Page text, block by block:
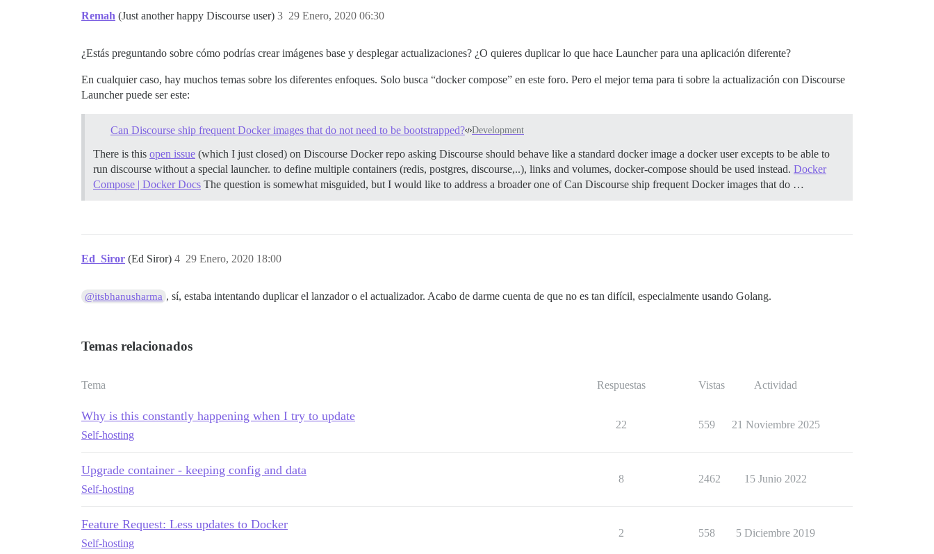
Remah (Just another happy Discourse user) 29 Enero, 2020 06:30
3
¿Estás preguntando sobre cómo podrías crear imágenes base y desplegar actualizaciones? ¿O quieres duplicar lo que hace Launcher para una aplicación diferente?
En cualquier caso, hay muchos temas sobre los diferentes enfoques. Solo busca “docker compose” en este foro. Pero el mejor tema para ti sobre la actualización con Discourse
Launcher puede ser este:
Can Discourse ship frequent Docker images that do not need to be bootstrapped? Development
There is this open issue (which I just closed) on Discourse Docker repo asking Discourse should behave like a standard docker image a docker user excepts to be able to
run discourse without a special launcher. to define multiple containers (redis, postgres, discourse,..), links and volumes, docker-compose should be used instead. Docker
Compose | Docker Docs The question is somewhat misguided, but I would like to address a broader one of Can Discourse ship frequent Docker images that do …
Ed_Siror (Ed Siror) 29 Enero, 2020 18:00
4
@itsbhanusharma , sí, estaba intentando duplicar el lanzador o el actualizador. Acabo de darme cuenta de que no es tan difícil, especialmente usando Golang.
Temas relacionados
Tema Respuestas Vistas Actividad
Why is this constantly happening when I try to update
Self-hosting
22 559 21 Noviembre 2025
Upgrade container - keeping config and data
Self-hosting
8 2462 15 Junio 2022
Feature Request: Less updates to Docker
Self-hosting
2 558 5 Diciembre 2019